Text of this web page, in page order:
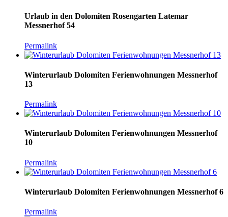
Urlaub in den Dolomiten Rosengarten Latemar
Messnerhof 54
Permalink
Winterurlaub Dolomiten Ferienwohnungen Messnerhof
13
Permalink
Winterurlaub Dolomiten Ferienwohnungen Messnerhof
10
Permalink
Winterurlaub Dolomiten Ferienwohnungen Messnerhof 6
Permalink